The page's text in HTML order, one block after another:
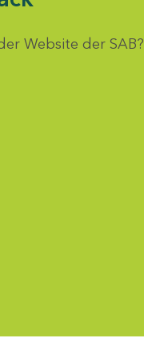
Website der SAB?
auswählen